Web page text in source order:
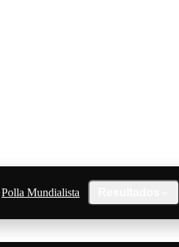
Polla Mundialista